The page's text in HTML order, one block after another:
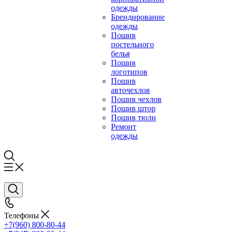
одежды
Брендирование
одежды
Пошив
постельного
белья
Пошив
логотипов
Пошив
авточехлов
Пошив чехлов
Пошив штор
Пошив тюли
Ремонт
одежды
Телефоны
+7(960) 800-80-44